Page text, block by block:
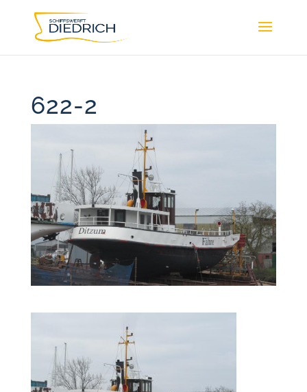
622-2